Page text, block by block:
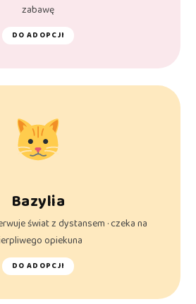
zabawę
DO ADOPCJI
Bazylia
świat z dystansem · czeka na
opiekuna
DO ADOPCJI